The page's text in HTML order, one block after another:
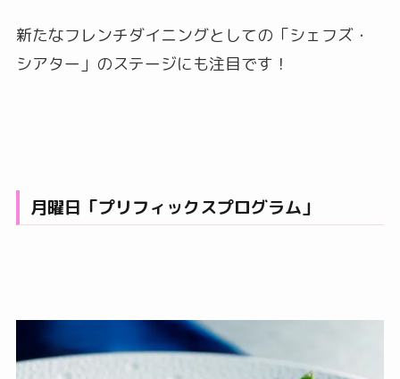
新たなフレンチダイニングとしての「シェフズ・
シアター」のステージにも注目です！
月曜日「プリフィックスプログラム」